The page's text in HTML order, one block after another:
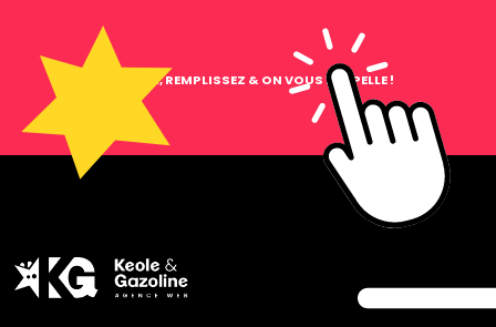
CLIQUEZ, REMPLISSEZ & ON VOUS RAPPELLE !